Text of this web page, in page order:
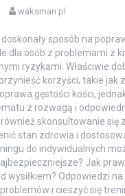
waksman.pl
sposób na
dla osób z problemami z
ryzykami. Właściwie
korzyści, takie jak
gęstości kości,
z rozwagą i
skonsultowanie się
stan zdrowia i
do indywidualnych
Jak
wysiłkiem? Odpowiedzi
i cieszyć się